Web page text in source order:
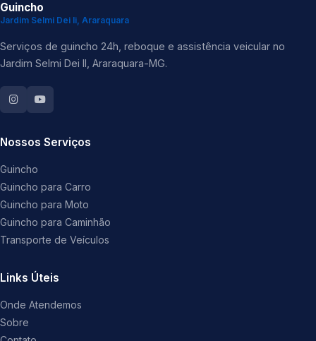
Guincho
Jardim Selmi Dei Ii, Araraquara
Serviços de guincho 24h, reboque e assistência veicular no
Jardim Selmi Dei II, Araraquara-MG.
Nossos Serviços
Guincho
Guincho para Carro
Guincho para Moto
Guincho para Caminhão
Transporte de Veículos
Links Úteis
Onde Atendemos
Sobre